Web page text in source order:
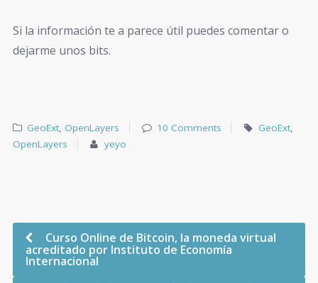
Si la información te a parece útil puedes comentar o
dejarme unos bits.
GeoExt, OpenLayers 10 Comments GeoExt,
OpenLayers
yeyo
Curso Online de Bitcoin, la moneda virtual
acreditado por Instituto de Economía
Internacional